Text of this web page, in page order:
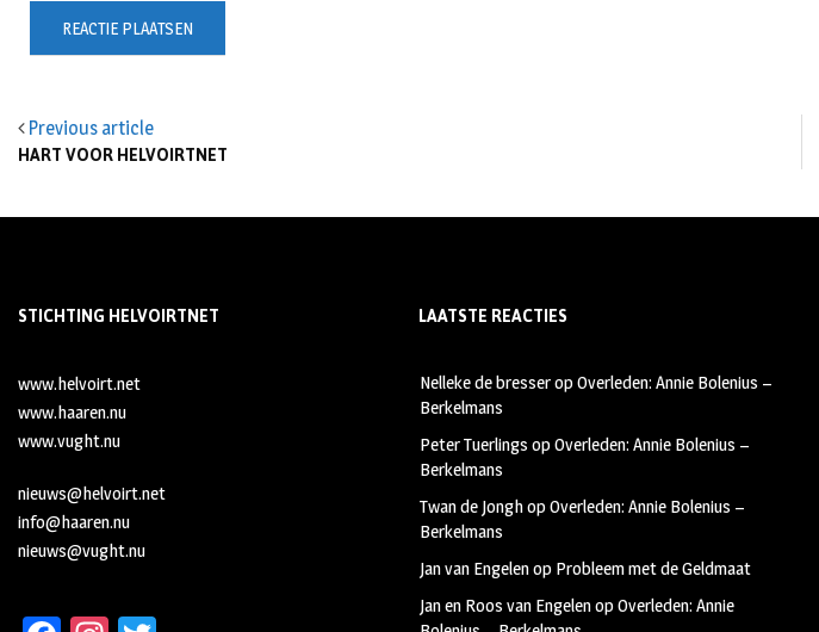
Previous article
HART VOOR HELVOIRTNET
STICHTING HELVOIRTNET
www.helvoirt.net
www.haaren.nu
www.vught.nu
nieuws@helvoirt.net
info@haaren.nu
nieuws@vught.nu
LAATSTE REACTIES
Nelleke de bresseropOverleden: Annie Bolenius –
Berkelmans
Peter Tuerlings opOverleden: Annie Bolenius –
Berkelmans
Twan de JonghopOverleden: Annie Bolenius –
Berkelmans
Jan van Engelenop Probleem met de Geldmaat
Jan en Roos van EngelenopOverleden: Annie